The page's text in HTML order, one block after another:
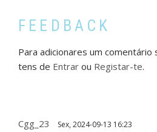
FEEDBACK
Para adicionares um
tens de Entrar ou Registar-te.
Cgg_23 Sex, 2024-09-13 16:23